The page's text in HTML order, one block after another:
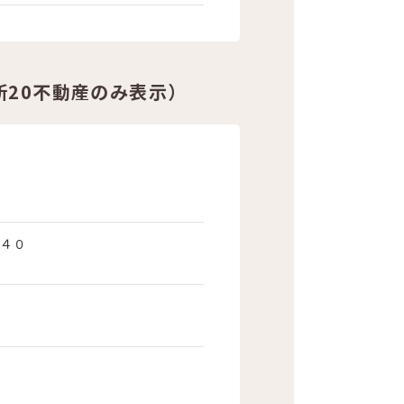
不動産のみ表示）
０